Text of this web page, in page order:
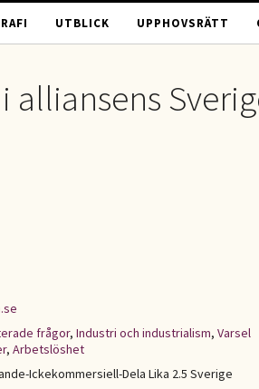
UTBLICK UPPHOVSRÄTT
alliansens
frågor, Industri och industrialism, Varsel
, Arbetslöshet
Ickekommersiell-Dela Lika 2.5 Sverige